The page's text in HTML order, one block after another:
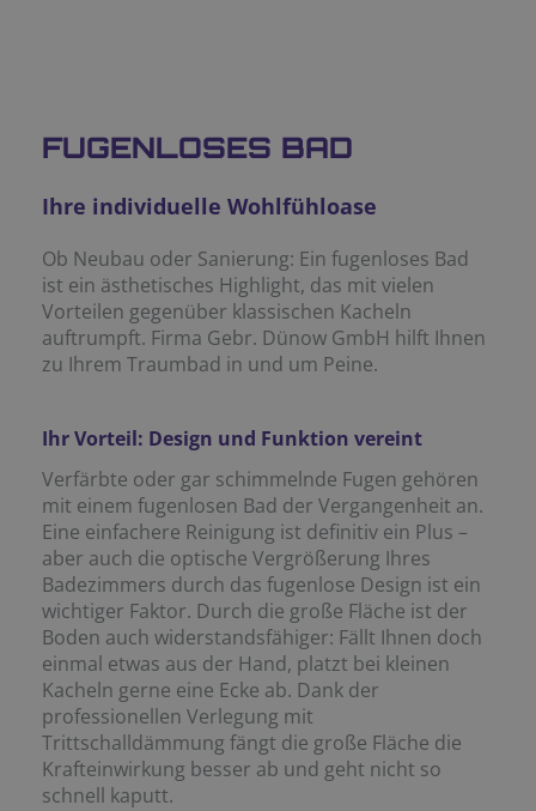
FUGENLOSES BAD
Ihre individuelle Wohlfühloase
Ob Neubau oder Sanierung: Ein fugenloses Bad
ist ein ästhetisches Highlight, das mit vielen
Vorteilen gegenüber klassischen Kacheln
auftrumpft. Firma Gebr. Dünow GmbH hilft Ihnen
zu Ihrem Traumbad in und um Peine.
Ihr Vorteil: Design und Funktion vereint
Verfärbte oder gar schimmelnde Fugen gehören
mit einem fugenlosen Bad der Vergangenheit an.
Eine einfachere Reinigung ist definitiv ein Plus –
aber auch die optische Vergrößerung Ihres
Badezimmers durch das fugenlose Design ist ein
wichtiger Faktor. Durch die große Fläche ist der
Boden auch widerstandsfähiger: Fällt Ihnen doch
einmal etwas aus der Hand, platzt bei kleinen
Kacheln gerne eine Ecke ab. Dank der
professionellen Verlegung mit
Trittschalldämmung fängt die große Fläche die
Krafteinwirkung besser ab und geht nicht so
schnell kaputt.